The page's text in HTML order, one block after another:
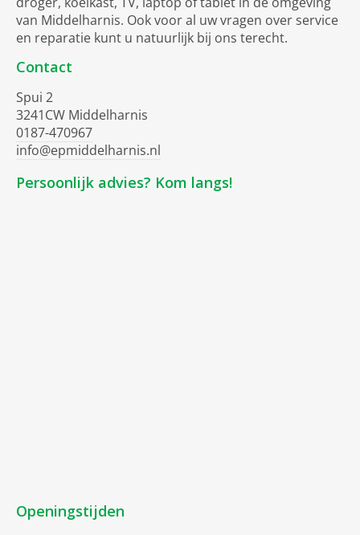
van Middelharnis. Ook voor al uw vragen over service
en reparatie kunt u natuurlijk bij ons terecht.
Contact
Spui 2
3241CW Middelharnis
0187-470967
info@epmiddelharnis.nl
Persoonlijk advies? Kom langs!
Openingstijden